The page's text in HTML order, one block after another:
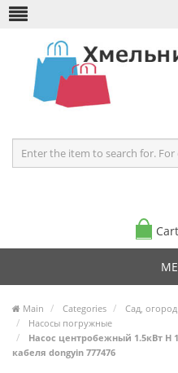
Main Categories Сад, огород
Насосы погружные
Насос центробежный 1.5кВт H
кабеля dongyin 777476